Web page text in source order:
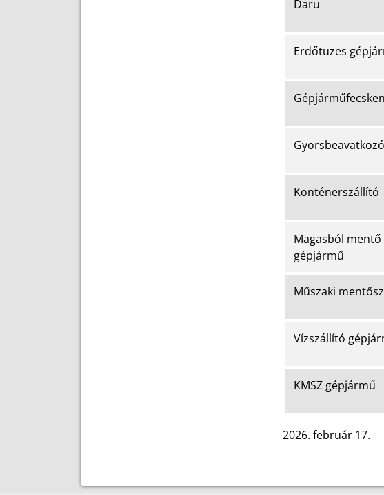
Daru
Erdőtüzes
Gyorsbeavatkozó
Konténerszállító
Magasból mentő
gépjármű
Műszaki
Vízszállító
KMSZ gépjármű
2026. február 17.